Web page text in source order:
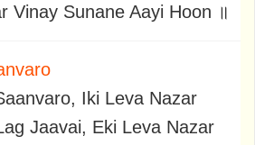
Vinay Sunane Aayi Hoon ॥
Iki Leva Nazar
Jaavai, Eki Leva Nazar